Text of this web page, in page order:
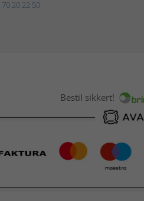
70 20 22 50
Bestil sikkert!